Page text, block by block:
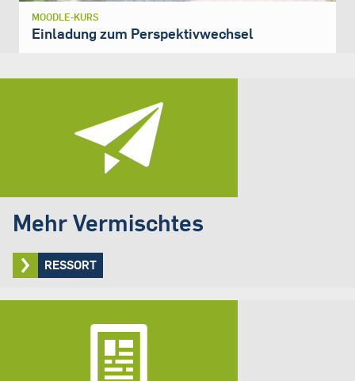
MOODLE-KURS
Einladung zum Perspektivwechsel
Mehr Vermischtes
RESSORT